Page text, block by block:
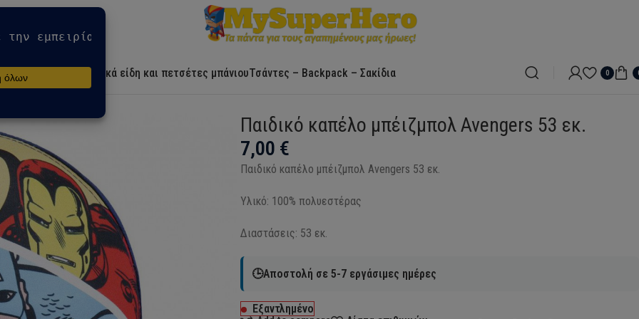
Λευκά είδη και πετσέτες μπάνιουΤσάντες – Backpack – Σακίδια 0
Παιδικό καπέλο μπέιζμπολ Avengers 53 εκ.
7,00 €
Παιδικό καπέλο μπέιζμπολ Avengers 53 εκ.
Υλικό: 100% πολυεστέρας
Διαστάσεις: 53 εκ.
🕒Αποστολή σε 5-7 εργάσιμες ημέρες
Εξαντλημένο